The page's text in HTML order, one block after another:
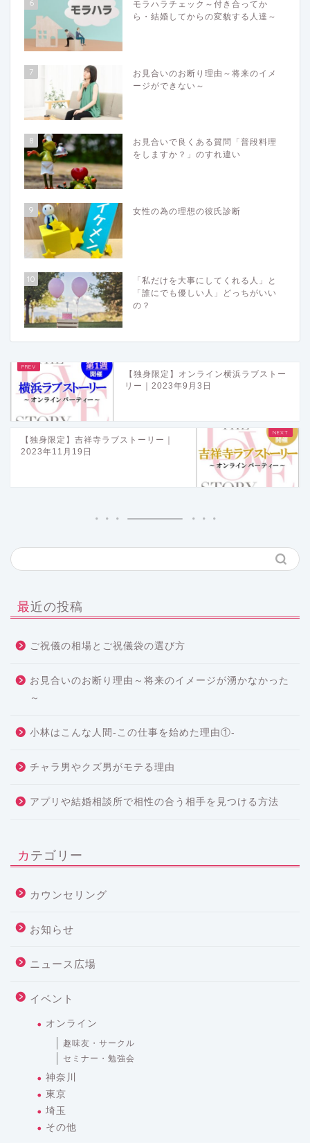
6
モラハラチェック～付き合ってか
ら・結婚してからの変貌する人達～
7
お見合いのお断り理由～将来のイメ
ージができない～
8
お見合いで良くある質問「普段料理
をしますか？」のすれ違い
9 女性の為の理想の彼氏診断
10
「私だけを大事にしてくれる人」と
「誰にでも優しい人」どっちがいい
の？
【独身限定】オンライン横浜ラブストー
リー｜2023年9月3日
【独身限定】吉祥寺ラブストーリー｜
2023年11月19日
最近の投稿
ご祝儀の相場とご祝儀袋の選び方
お見合いのお断り理由～将来のイメージが湧かなかった
～
小林はこんな人間-この仕事を始めた理由①-
チャラ男やクズ男がモテる理由
アプリや結婚相談所で相性の合う相手を見つける方法
カテゴリー
カウンセリング
お知らせ
ニュース広場
イベント
オンライン
趣味友・サークル
セミナー・勉強会
神奈川
東京
埼玉
その他